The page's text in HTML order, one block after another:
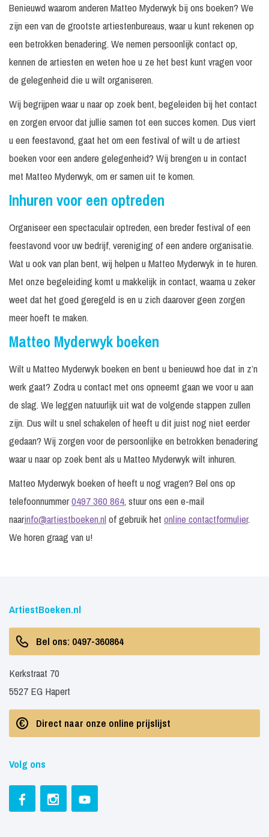
Benieuwd waarom anderen Matteo Myderwyk bij ons boeken? We
zijn een van de grootste artiestenbureaus, waar u kunt rekenen op
een betrokken benadering. We nemen persoonlijk contact op,
kennen de artiesten en weten hoe u ze het best kunt vragen voor
de gelegenheid die u wilt organiseren.
Wij begrijpen waar u naar op zoek bent, begeleiden bij het contact
en zorgen ervoor dat jullie samen tot een succes komen. Dus viert
u een feestavond, gaat het om een festival of wilt u de artiest
boeken voor een andere gelegenheid? Wij brengen u in contact
met Matteo Myderwyk, om er samen uit te komen.
Inhuren voor een optreden
Organiseer een spectaculair optreden, een breder festival of een
feestavond voor uw bedrijf, vereniging of een andere organisatie.
Wat u ook van plan bent, wij helpen u Matteo Myderwyk in te huren.
Met onze begeleiding komt u makkelijk in contact, waarna u zeker
weet dat het goed geregeld is en u zich daarover geen zorgen
meer hoeft te maken.
Matteo Myderwyk boeken
Wilt u Matteo Myderwyk boeken en bent u benieuwd hoe dat in z’n
werk gaat? Zodra u contact met ons opneemt gaan we voor u aan
de slag. We leggen natuurlijk uit wat de volgende stappen zullen
zijn. Dus wilt u snel schakelen of heeft u dit juist nog niet eerder
gedaan? Wij zorgen voor de persoonlijke en betrokken benadering
waar u naar op zoek bent als u Matteo Myderwyk wilt inhuren.
Matteo Myderwyk boeken of heeft u nog vragen? Bel ons op
telefoonnummer0497 360 864, stuur ons een e-mail
naarinfo@artiestboeken.nlof gebruik het online contactformulier.
We horen graag van u!
ArtiestBoeken.nl
Bel ons: 0497-360864
Kerkstraat 70
5527 EG Hapert
Direct naar onze online prijslijst
Volg ons